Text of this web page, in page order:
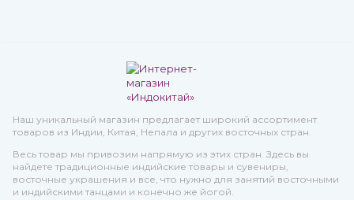
Наш уникальный магазин предлагает широкий ассортимент
товаров из Индии, Китая, Непала и других восточных стран.
Весь товар мы привозим напрямую из этих стран. Здесь вы
найдете традиционные индийские товары и сувениры,
восточные украшения и все, что нужно для занятий восточными
и индийскими танцами и конечно же йогой.